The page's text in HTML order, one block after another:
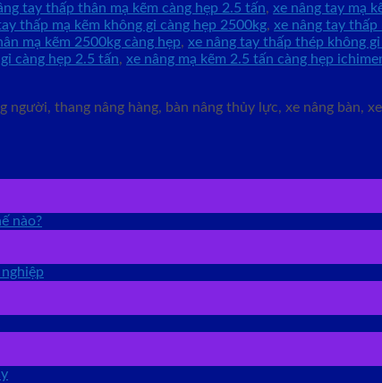
tay thấp thân mạ kẽm càng hẹp 2.5 tấn, xe nâng tay mạ
thấp mạ kẽm không gỉ càng hẹp 2500kg, xe nâng tay thấp
mạ kẽm 2500kg càng hẹp, xe nâng tay thấp thép không
càng hẹp 2.5 tấn, xe nâng mạ kẽm 2.5 tấn càng hẹp
thang nâng hàng, bàn nâng thủy lực, xe nâng bàn,
nào?